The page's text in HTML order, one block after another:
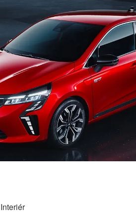
Interiér